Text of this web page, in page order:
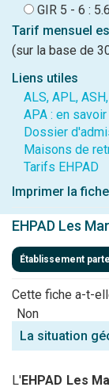
GIR 5 - 6 :
Tarif mensuel
(sur la base de
Liens utiles
ALS, APL,
APA : en
Dossier
Maisons de
Tarifs EHPAD
Imprimer la fiche
EHPAD Les
Établissement
Cette fiche a-t-
Non
La situation
L'EHPAD Les